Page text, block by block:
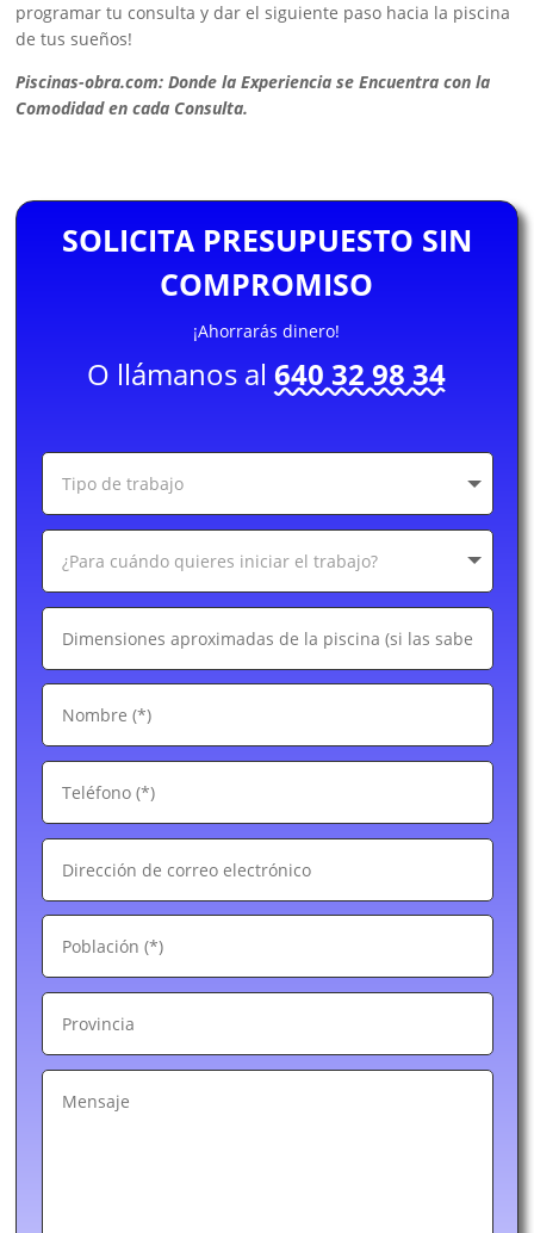
programar tu consulta y dar el siguiente paso hacia la piscina
de tus sueños!
Piscinas-obra.com: Donde la Experiencia se Encuentra con la
Comodidad en cada Consulta.
SOLICITA PRESUPUESTO SIN
COMPROMISO
¡Ahorrarás dinero!
O llámanos al640 32 98 34